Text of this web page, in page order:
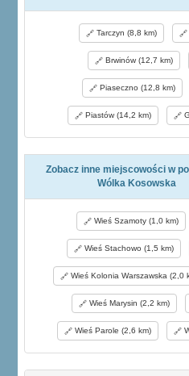
Tarczyn (8,8 km)
Brwinów (12,7 km)
Piaseczno (12,8 km)
Piastów (14,2 km)
Zobacz inne miejscowości w
Wólka Kosowska
Wieś Szamoty (1,0 km)
Wieś Stachowo (1,5 km)
Wieś Kolonia Warszawska (2,0
Wieś Marysin (2,2 km)
Wieś Parole (2,6 km)